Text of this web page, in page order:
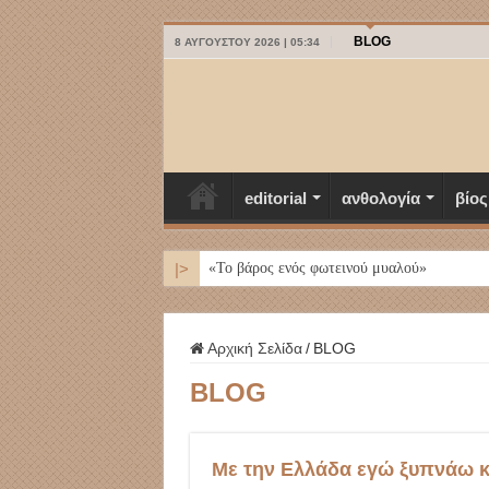
8 ΑΥΓΟΎΣΤΟΥ 2026 | 05:34 BLOG
editorial ανθολογία βίος
|> ΜΥΚΟΝΟΣ
Αρχική Σελίδα / BLOG
BLOG
Με την Ελλάδα εγώ ξυπνάω